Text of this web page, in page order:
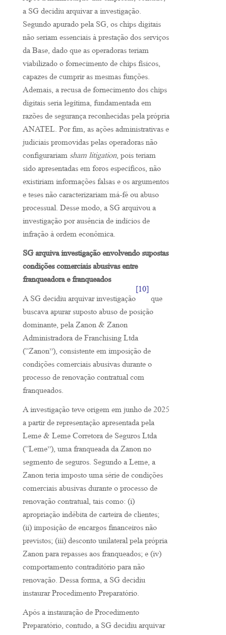
a SG decidiu arquivar a investigação.
Segundo apurado pela SG, os chips digitais
não seriam essenciais à prestação dos serviços
da Base, dado que as operadoras teriam
viabilizado o fornecimento de chips físicos,
capazes de cumprir as mesmas funções.
Ademais, a recusa de fornecimento dos chips
digitais seria legítima, fundamentada em
razões de segurança reconhecidas pela própria
ANATEL. Por fim, as ações administrativas e
judiciais promovidas pelas operadoras não
configurariam sham litigation, pois teriam
sido apresentadas em foros específicos, não
existiriam informações falsas e os argumentos
e teses não caracterizariam má-fé ou abuso
processual. Desse modo, a SG arquivou a
investigação por ausência de indícios de
infração à ordem econômica.
SG arquiva investigação envolvendo supostas
condições comerciais abusivas entre
franqueadora e franqueados
A SG decidiu arquivar investigação
[10]
que
buscava apurar suposto abuso de posição
dominante, pela Zanon & Zanon
Administradora de Franchising Ltda
(“Zanon”), consistente em imposição de
condições comerciais abusivas durante o
processo de renovação contratual com
franqueados.
A investigação teve origem em junho de 2025
a partir de representação apresentada pela
Leme & Leme Corretora de Seguros Ltda
(“Leme”), uma franqueada da Zanon no
segmento de seguros. Segundo a Leme, a
Zanon teria imposto uma série de condições
comerciais abusivas durante o processo de
renovação contratual, tais como: (i)
apropriação indébita de carteira de clientes;
(ii) imposição de encargos financeiros não
previstos; (iii) desconto unilateral pela própria
Zanon para repasses aos franqueados; e (iv)
comportamento contraditório para não
renovação. Dessa forma, a SG decidiu
instaurar Procedimento Preparatório.
Após a instauração de Procedimento
Preparatório, contudo, a SG decidiu arquivar